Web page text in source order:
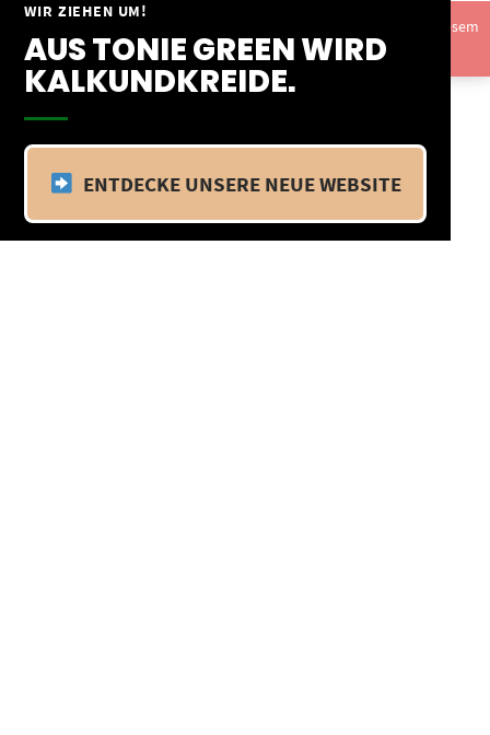
WIR ZIEHEN UM!
AUS TONIE GREEN WIRD
KALKUNDKREIDE.
ENTDECKE UNSERE NEUE WEBSITE
Springe
Inhalt
Vom 09.04.25 - 20.04.25 befinden wir uns im Betriebsurlaub. In diesem
Zeitraum findet kein Versand statt.Ausblenden